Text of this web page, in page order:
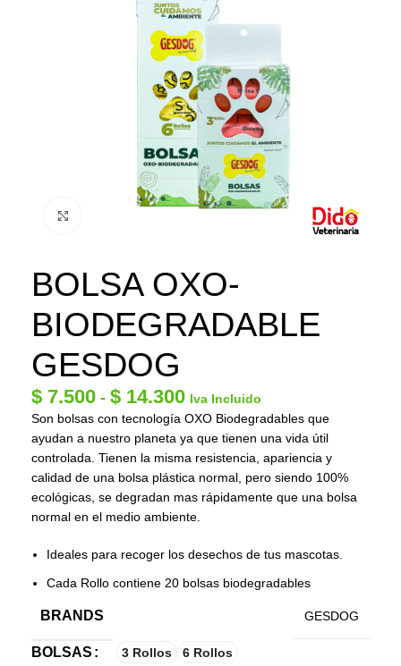
BOLSA OXO-
BIODEGRADABLE
GESDOG
$ 7.500 - $ 14.300 Iva Incluido
Son bolsas con tecnología OXO Biodegradables que
ayudan a nuestro planeta ya que tienen una vida útil
controlada. Tienen la misma resistencia, apariencia y
calidad de una bolsa plástica normal, pero siendo 100%
ecológicas, se degradan mas rápidamente que una bolsa
normal en el medio ambiente.
Ideales para recoger los desechos de tus mascotas.
Cada Rollo contiene 20 bolsas biodegradables
BRANDS GESDOG
BOLSAS 3 Rollos 6 Rollos